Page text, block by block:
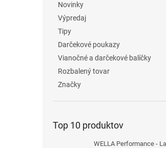
Novinky
Výpredaj
Tipy
Darčekové poukazy
Vianočné a darčekové balíčky
Rozbalený tovar
Značky
Top 10 produktov
WELLA Performance -